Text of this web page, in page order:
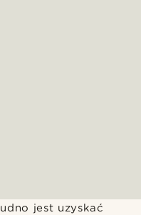
jest uzyskać